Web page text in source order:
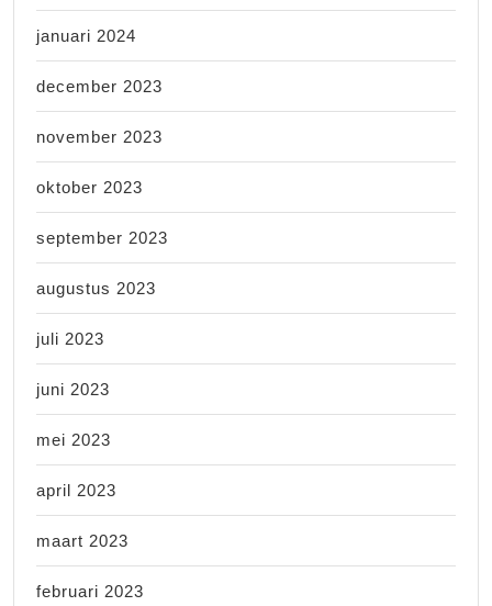
januari 2024
december 2023
november 2023
oktober 2023
september 2023
augustus 2023
juli 2023
juni 2023
mei 2023
april 2023
maart 2023
februari 2023